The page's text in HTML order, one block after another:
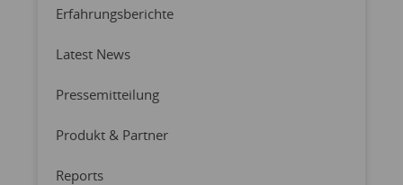
Erfahrungsberichte
Latest News
Pressemitteilung
Produkt & Partner
Reports